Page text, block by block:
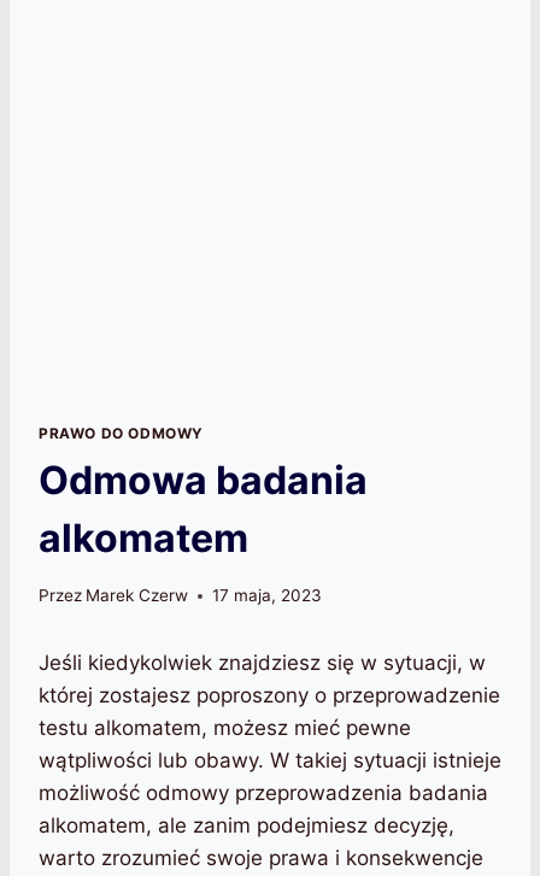
PRAWO DO ODMOWY
Odmowa badania
alkomatem
Przez Marek Czerw 17 maja, 2023
Jeśli kiedykolwiek znajdziesz się w sytuacji, w
której zostajesz poproszony o przeprowadzenie
testu alkomatem, możesz mieć pewne
wątpliwości lub obawy. W takiej sytuacji istnieje
możliwość odmowy przeprowadzenia badania
alkomatem, ale zanim podejmiesz decyzję,
warto zrozumieć swoje prawa i konsekwencje